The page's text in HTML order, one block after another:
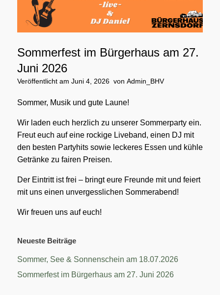
Sommerfest im Bürgerhaus am 27.
Juni 2026
Veröffentlicht am Juni 4, 2026 von Admin_BHV
Sommer, Musik und gute Laune!
Wir laden euch herzlich zu unserer Sommerparty ein.
Freut euch auf eine rockige Liveband, einen DJ mit
den besten Partyhits sowie leckeres Essen und kühle
Getränke zu fairen Preisen.
Der Eintritt ist frei – bringt eure Freunde mit und feiert
mit uns einen unvergesslichen Sommerabend!
Wir freuen uns auf euch!
Neueste Beiträge
Sommer, See & Sonnenschein am 18.07.2026
Sommerfest im Bürgerhaus am 27. Juni 2026